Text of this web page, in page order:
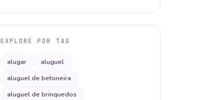
EXPLORE POR TAG
alugar
aluguel
aluguel de betoneira
aluguel de brinquedos